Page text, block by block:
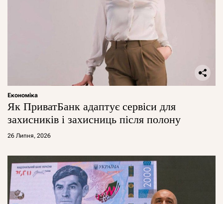
Економіка
Як ПриватБанк адаптує сервіси для
захисників і захисниць після полону
26 Липня, 2026